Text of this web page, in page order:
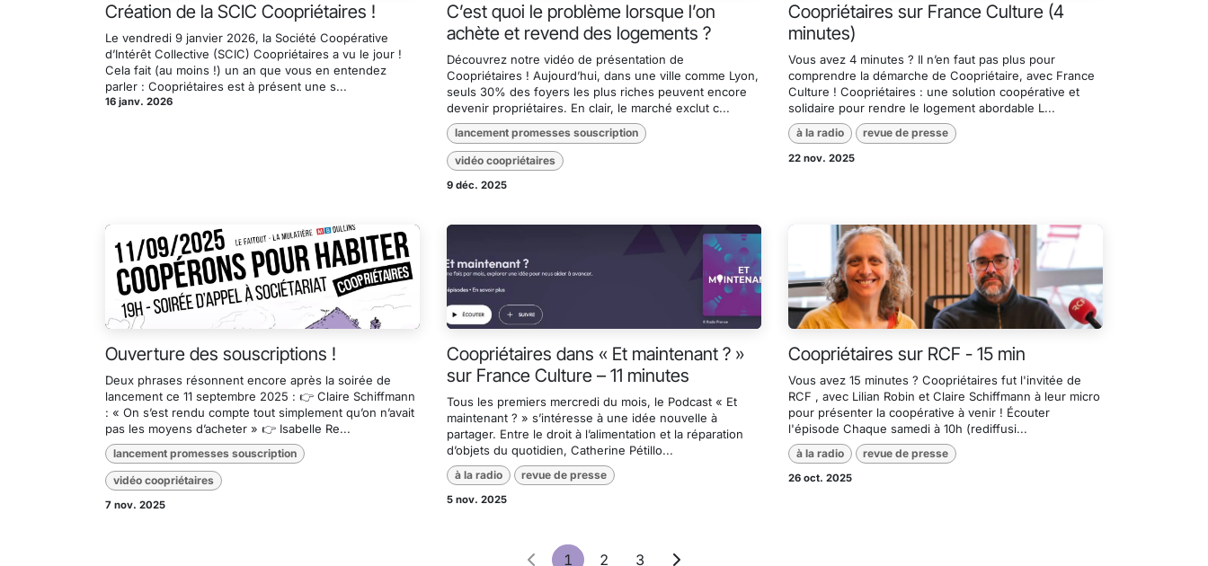
Création de la SCIC Coopriétaires !
Le vendredi 9 janvier 2026, la Société Coopérative
d’Intérêt Collective (SCIC) Coopriétaires a vu le jour !
Cela fait (au moins !) un an que vous en entendez
parler : Coopriétaires est à présent une s...
16 janv. 2026
C’est quoi le problème lorsque l’on
achète et revend des logements ?
Découvrez notre vidéo de présentation de
Coopriétaires ! Aujourd’hui, dans une ville comme Lyon,
seuls 30% des foyers les plus riches peuvent encore
devenir propriétaires. En clair, le marché exclut c...
lancement promesses souscription
vidéo coopriétaires
9 déc. 2025
Coopriétaires sur France Culture (4
minutes)
Vous avez 4 minutes ? Il n’en faut pas plus pour
comprendre la démarche de Coopriétaire, avec France
Culture ! Coopriétaires : une solution coopérative et
solidaire pour rendre le logement abordable L...
à la radio revue de presse
22 nov. 2025
Ouverture des souscriptions !
Deux phrases résonnent encore après la soirée de
lancement ce 11 septembre 2025 : 👉️ Claire Schiffmann
: « On s’est rendu compte tout simplement qu’on n’avait
pas les moyens d’acheter » 👉️ Isabelle Re...
lancement promesses souscription
vidéo coopriétaires
7 nov. 2025
Coopriétaires dans « Et maintenant ? »
sur France Culture – 11 minutes
Tous les premiers mercredi du mois, le Podcast « Et
maintenant ? » s’intéresse à une idée nouvelle à
partager. Entre le droit à l’alimentation et la réparation
d’objets du quotidien, Catherine Pétillo...
à la radio revue de presse
5 nov. 2025
Coopriétaires sur RCF - 15 min
Vous avez 15 minutes ? Coopriétaires fut l'invitée de
RCF , avec Lilian Robin et Claire Schiffmann à leur micro
pour présenter la coopérative à venir ! Écouter
l'épisode Chaque samedi à 10h (rediffusi...
à la radio revue de presse
26 oct. 2025
1 2 3